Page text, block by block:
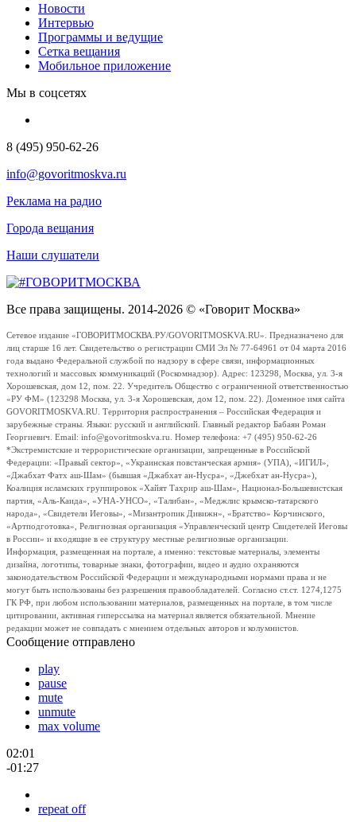
Новости
Интервью
Программы и ведущие
Сетка вещания
Мобильное приложение
Мы в соцсетях
8 (495) 950-62-26
info@govoritmoskva.ru
Реклама на радио
Города вещания
Наши слушатели
Все права защищены. 2014-2026 © «Говорит Москва»
Сетевое издание «ГОВОРИТМОСКВА.РУ/GOVORITMOSKVA.RU». Предназначено для
лиц старше 16 лет. Свидетельство о регистрации СМИ Эл № 77-64961 от 04 марта 2016
года выдано Федеральной службой по надзору в сфере связи, информационных
технологий и массовых коммуникаций (Роскомнадзор). Адрес: 123298, Москва, ул. 3-я
Хорошевская, дом 12, пом. 22. Учредитель Общество с ограниченной ответственностью
«РУ ФМ» (123298 Москва, ул. 3-я Хорошевская, дом 12, пом. 22). Доменное имя сайта
GOVORITMOSKVA.RU. Территория распространения – Российская Федерация и
зарубежные страны. Языки: русский и английский. Главный редактор Бабаян Роман
Георгиевич. Email: info@govoritmoskva.ru. Номер телефона: +7 (495) 950-62-26
*Экстремистские и террористические организации, запрещенные в Российской
Федерации: «Правый сектор», «Украинская повстанческая армия» (УПА), «ИГИЛ»,
«Джабхат Фатх аш-Шам» (бывшая «Джабхат ан-Нусра», «Джебхат ан-Нусра»),
Коалиция исламских группировок «Хайят Тахрир аш-Шам», Национал-Большевистская
партия, «Аль-Каида», «УНА-УНСО», «Талибан», «Меджлис крымско-татарского
народа», «Свидетели Иеговы», «Мизантропик Дивижн», «Братство» Корчинского,
«Артподготовка», Религиозная организация «Управленческий центр Свидетелей Иеговы
в России» и входящие в ее структуру местные религиозные организации.
Информация, размещенная на портале, а именно: текстовые материалы, элементы
дизайна, логотипы, товарные знаки, фотографии, видео и аудио охраняются
законодательством Российской Федерации и международными нормами права и не
могут быть использованы без разрешения правообладателей. Согласно ст.ст. 1274,1275
ГК РФ, при любом использовании материалов, размещенных на портале, в том числе
цитировании, активная гиперссылка на материал является обязательной. Мнение
редакции может не совпадать с мнением отдельных авторов и колумнистов.
Сообщение отправлено
play
pause
mute
unmute
max volume
02:01
-01:27
repeat off